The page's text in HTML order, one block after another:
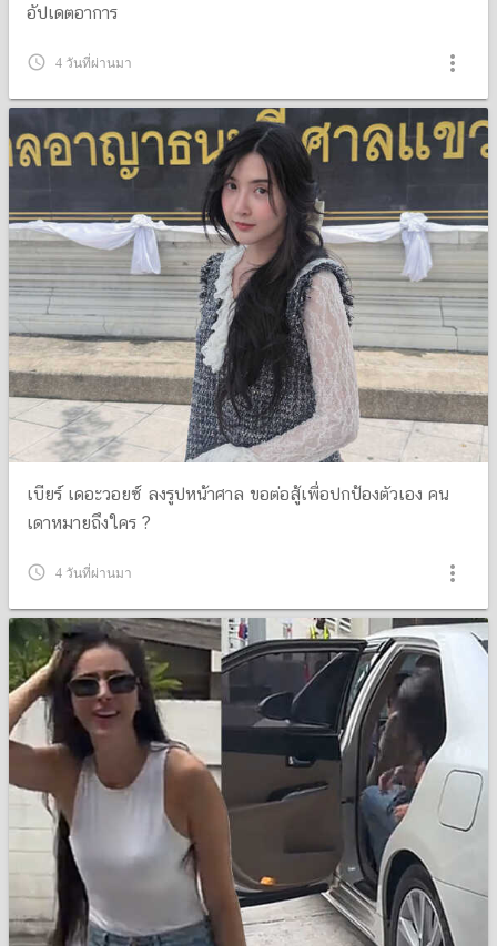
อัปเดตอาการ
query_builder 4 วันที่ผ่านมา more_vert
เบียร์ เดอะวอยซ์ ลงรูปหน้าศาล ขอต่อสู้เพื่อปกป้องตัวเอง คน
เดาหมายถึงใคร ?
query_builder 4 วันที่ผ่านมา more_vert